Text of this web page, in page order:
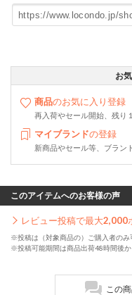
お
商品のお気に入り登録
再入荷やセール開始、残り
マイブランドの登録
新商品やセール等、ブラン
このアイテムへのお客様の声
レビュー投稿で最大2,000
※投稿は（対象商品の）ご購入者のみ
※投稿可能期間は商品出荷48時間後
この